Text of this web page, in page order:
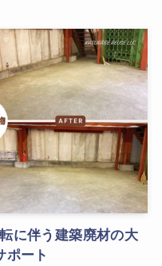
に伴う建築廃材の大
ポート